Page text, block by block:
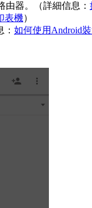
器。（詳細信息：
表機）
如何使用Android